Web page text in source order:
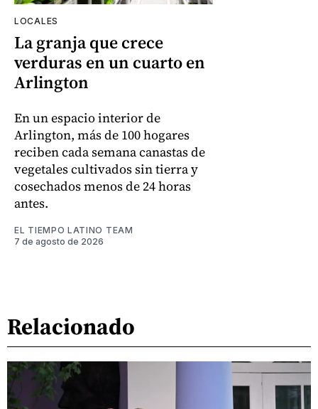
LOCALES
La granja que crece
verduras en un cuarto en
Arlington
En un espacio interior de
Arlington, más de 100 hogares
reciben cada semana canastas de
vegetales cultivados sin tierra y
cosechados menos de 24 horas
antes.
EL TIEMPO LATINO TEAM
7 de agosto de 2026
Relacionado